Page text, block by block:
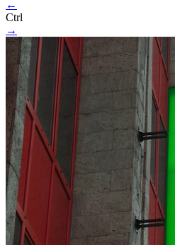
←
Ctrl
→